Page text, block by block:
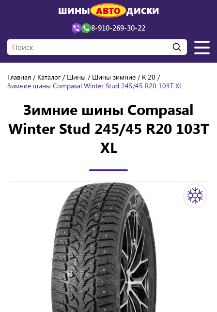
ШИНЫ АВТО ДИСКИ
8-910-269-30-22
Главная Каталог Шины Шины зимние
R 20
Зимние шины Compasal Winter Stud 245/45 R20 103T XL
Зимние шины Compasal
Winter Stud 245/45 R20 103T
XL